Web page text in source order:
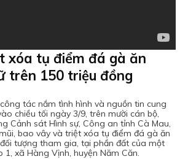
xóa tụ điểm đá gà ăn
trên 150 triệu đồng
tác nắm tình hình và nguồn tin cung
chiều tối ngày 3/9, trên mười cán bộ,
Cảnh sát Hình sự, Công an tỉnh Cà Mau,
bao vây và triệt xóa tụ điểm đá gà ăn
tượng tham gia, tại phần đất của một
xã Hàng Vịnh, huyện Năm Căn.